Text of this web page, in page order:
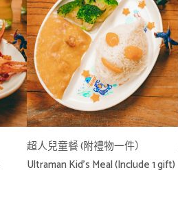
超人兒童餐 (附禮物一件）
Ultraman Kid’s Meal (Include 1 gift)